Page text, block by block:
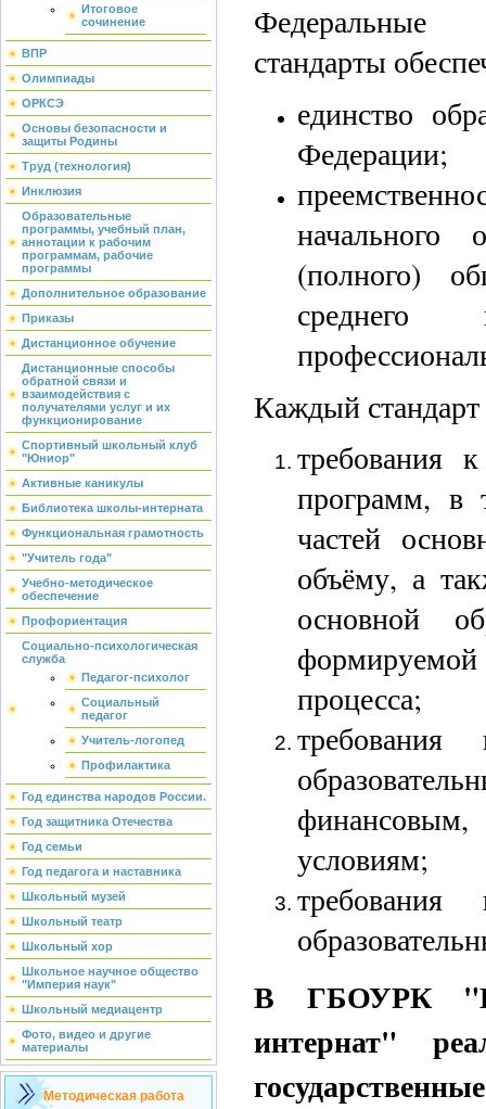
Итоговое
сочинение
ВПР
Олимпиады
ОРКСЭ
Основы безопасности и
защиты Родины
Труд (технология)
Инклюзия
Образовательные
программы, учебный план,
аннотации к рабочим
программам, рабочие
программы
Дополнительное образование
Приказы
Дистанционное обучение
Дистанционные способы
обратной связи и
взаимодействия с
получателями услуг и их
функционирование
Спортивный школьный клуб
"Юниор"
Активные каникулы
Библиотека школы-интерната
Функциональная грамотность
"Учитель года"
Учебно-методическое
обеспечение
Профориентация
Социально-психологическая
служба
Педагог-психолог
Социальный
педагог
Учитель-логопед
Профилактика
Год единства народов России.
Год защитника Отечества
Год семьи
Год педагога и наставника
Школьный музей
Школьный театр
Школьный хор
Школьное научное общество
"Империя наук"
Школьный медиацентр
Фото, видео и другие
материалы
Методическая работа
Федеральные
стандарты
единство
Федерации;
начального
(полного)
среднего
Каждый
требования
программ, в
частей
объёму, а
основной
процесса;
условиям;
В ГБОУРК
интернат"